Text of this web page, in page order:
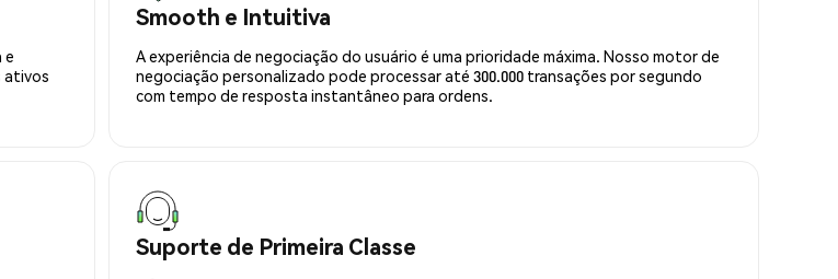
e
ativos
Smooth e Intuitiva
A experiência de negociação do usuário é uma prioridade máxima. Nosso motor de
negociação personalizado pode processar até 300.000 transações por segundo
com tempo de resposta instantâneo para ordens.
Suporte de Primeira Classe